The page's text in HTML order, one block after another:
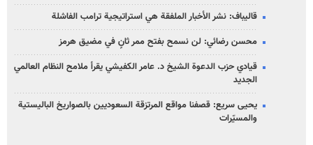
قاليباف: نشر الأخبار الملفقة هي استراتيجية ترامب الفاشلة
محسن رضائي: لن نسمح بفتح ممر ثانٍ في مضيق هرمز
قيادي حزب الدعوة الشيخ د. عامر الكفيشي يقرأ ملامح النظام العالمي
الجديد
يحيى سريع: قصفنا مواقع المرتزقة السعوديين بالصواريخ الباليستية
والمسيّرات